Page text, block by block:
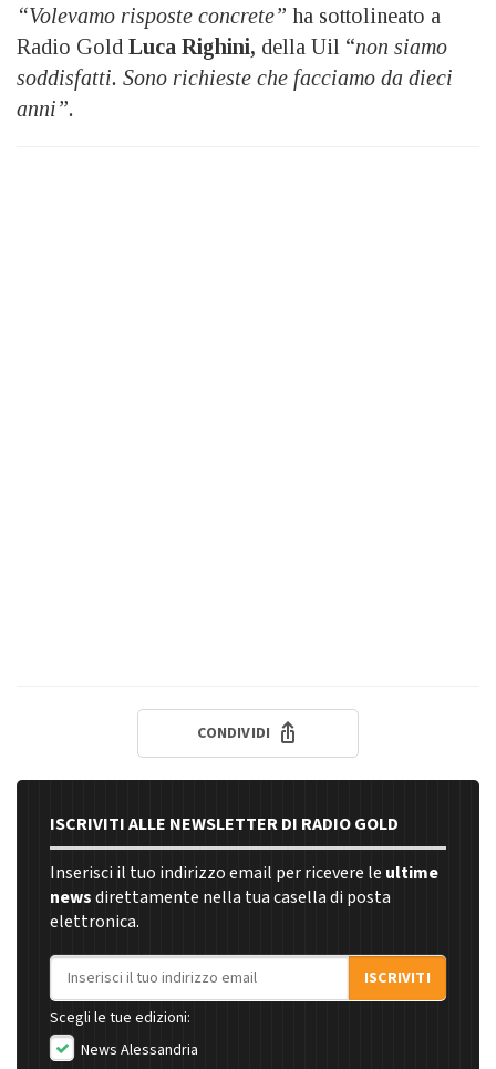
“Volevamo risposte concrete” ha sottolineato a
Radio Gold Luca Righini, della Uil “non siamo
soddisfatti. Sono richieste che facciamo da dieci
anni”.
CONDIVIDI
ISCRIVITI ALLE NEWSLETTER DI RADIO GOLD
Inserisci il tuo indirizzo email per ricevere le ultime
newsdirettamente nella tua casella di posta
elettronica.
Indirizzo email
ISCRIVITI
Scegli le tue edizioni:
News Alessandria